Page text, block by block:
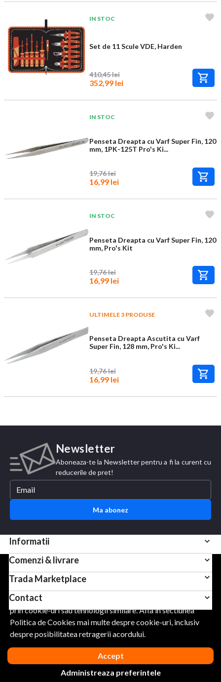
IN STOC
Set de 11 Scule VDE, Harden
410,45 lei
352,99 lei
IN STOC
Penseta Dreapta cu Varf Super Fin, 120
mm, 1PK-125T Pro's Ki...
19,76 lei
16,99 lei
IN STOC
Penseta Dreapta cu Varf Super Fin, 120
mm, Pro's Kit
19,76 lei
16,99 lei
ULTIMELE 3 PRODUSE
Penseta Dreapta Ascutita cu Varf
Super Fin, 128 mm, Pro's Ki...
19,76 lei
16,99 lei
Newsletter
Aboneaza-te la Newsletter pentru a fi la curent cu
reducerile de pret!
Ma abonez
Informatii
Comenzi & livrare
Trada Marketplace
Contact
URMARESTE-NE
Pentru scopuri precum afisarea de continut personalizat,
folosim module cookie sau tehnologii similare. Apasand
Accept, esti de acord sa permiti colectarea de informatii
prin cookie-uri sau tehnologii similare. Afla in sectiunea
Politica de Cookies mai multe despre cookie-uri, inclusiv
despre posibilitatea retragerii acordului.
Accept
Administreaza preferintele